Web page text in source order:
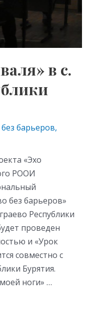
в с.
барьеров,
«Эхо
РООИ
без барьеров»
Республики
проведен
и «Урок
совместно с
Бурятия.
ноги» …